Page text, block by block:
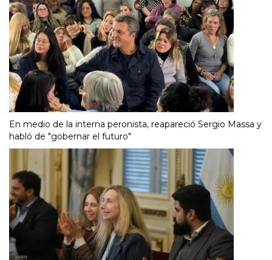
En medio de la interna peronista, reapareció Sergio Massa y
habló de "gobernar el futuro"